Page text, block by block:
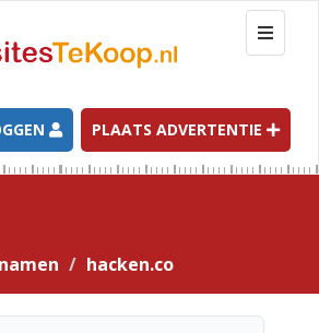
T
o
g
l
e
n
a
t
PLAATS ADVERTENTIE
hacken.co